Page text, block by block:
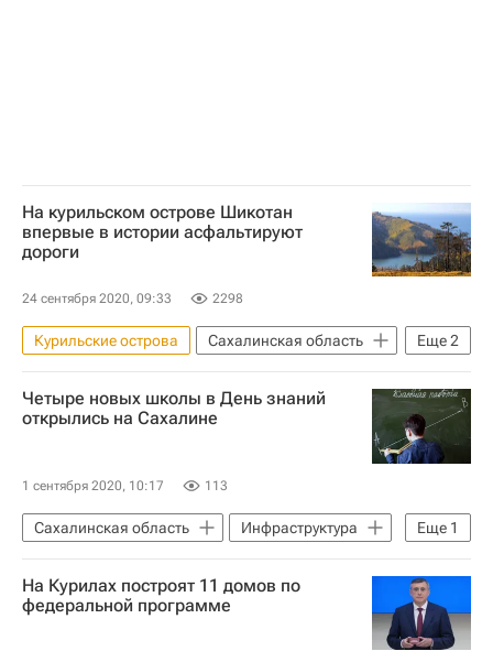
На курильском острове Шикотан
впервые в истории асфальтируют
дороги
24 сентября 2020, 09:33 2298
Еще2
Курильские острова
Сахалинская область
Шикотан
Дороги
Четыре новых школы в День знаний
открылись на Сахалине
1 сентября 2020, 10:17 113
Еще 1
Сахалинская область
Инфраструктура
Школы
На Курилах построят 11 домов по
федеральной программе